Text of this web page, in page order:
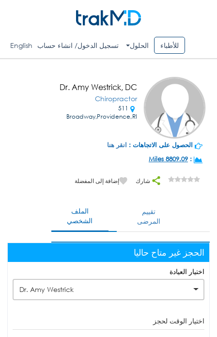
للأطباء الحلول تسجيل الدخول/ انشاء حساب English
Dr. Amy Westrick, DC
Chiropractor
511
Broadway,Providence,RI
الحصول على الاتجاهات : انقر هنا
:
8809.09 Miles
شارك إضافة إلى المفضلة
الملف
الشخصي
تقييم
المرضى
الحجز غير متاح حاليا
اختيار العيادة
Dr. Amy Westrick
اختيار الوقت لحجز